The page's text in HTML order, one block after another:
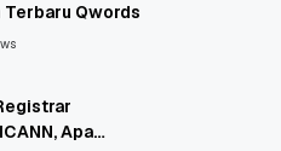
Terbaru Qwords
Apa